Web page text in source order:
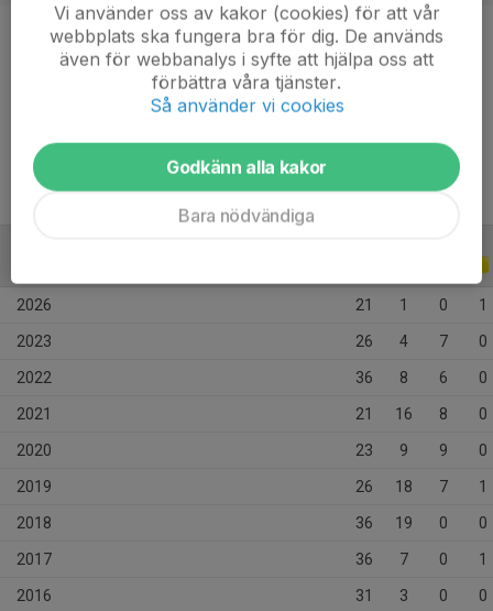
Position
Back
25 år
IK Gauthiod
2026 21 1 0 1
2023 26 4 7 0
2022 36 8 6 0
2021 21 16 8 0
2020 23 9 9 0
2019 26 18 7 1
2018 36 19 0 0
2017 36 7 0 1
2016 31 3 0 0
Vi använder oss av kakor (cookies) för att vår
webbplats ska fungera bra för dig. De används
även för webbanalys i syfte att hjälpa oss att
förbättra våra tjänster.
Så använder vi cookies
Godkänn alla kakor
Bara nödvändiga